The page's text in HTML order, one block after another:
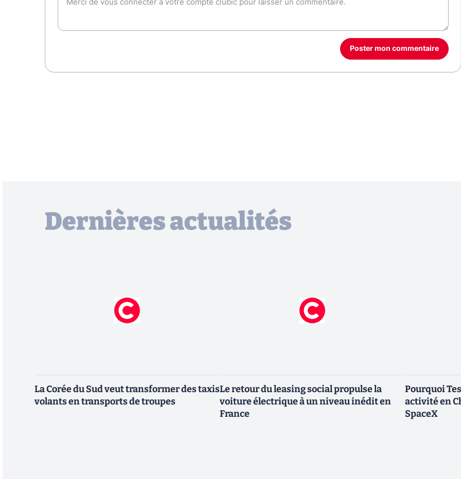
Poster mon commentaire
Dernières actualités
La Corée du Sud veut transformer des taxis
volants en transports de troupes
Le retour du leasing social propulse la
voiture électrique à un niveau inédit en
France
Pourquoi
activité en
SpaceX